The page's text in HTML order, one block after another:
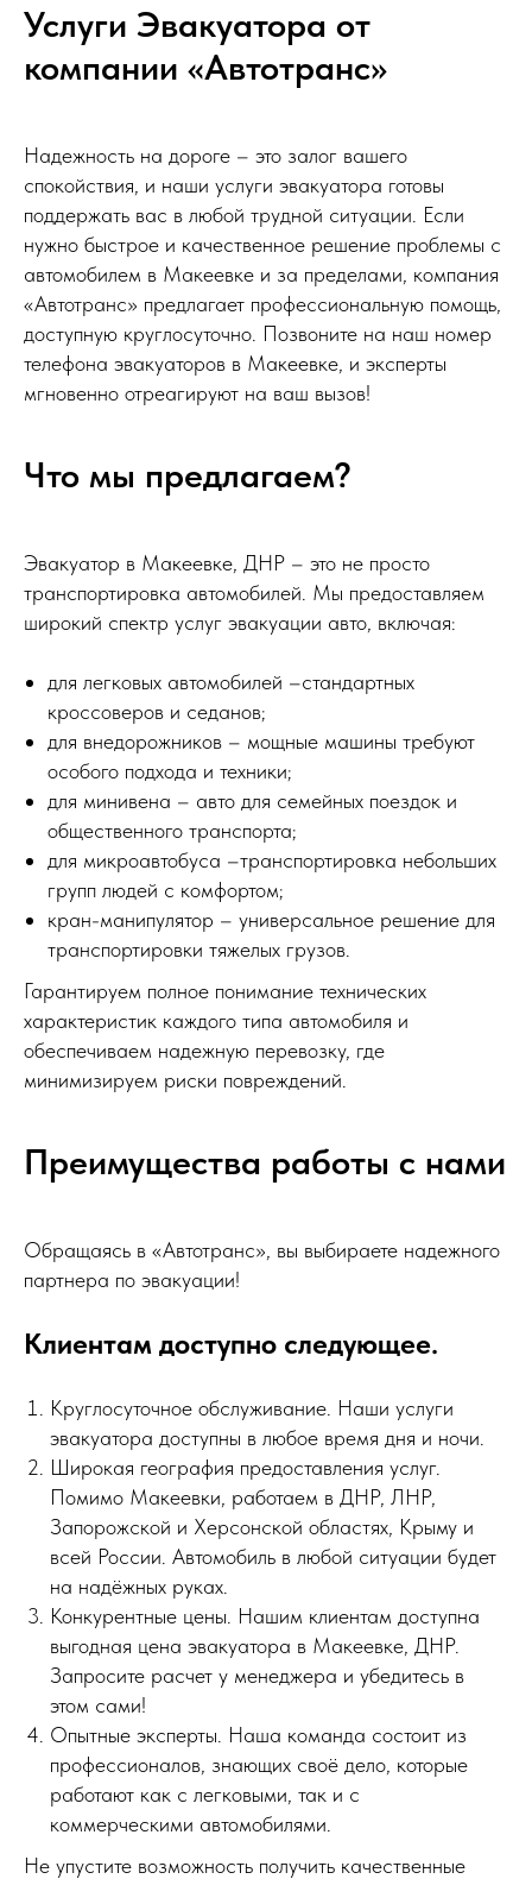
Услуги Эвакуатора от
компании «Автотранс»
Надежность на дороге – это залог вашего
спокойствия, и наши услуги эвакуатора готовы
поддержать вас в любой трудной ситуации. Если
нужно быстрое и качественное решение проблемы с
автомобилем в Макеевке и за пределами, компания
«Автотранс» предлагает профессиональную помощь,
доступную круглосуточно. Позвоните на наш номер
телефона эвакуаторов в Макеевке, и эксперты
мгновенно отреагируют на ваш вызов!
Что мы предлагаем?
Эвакуатор в Макеевке, ДНР – это не просто
транспортировка автомобилей. Мы предоставляем
широкий спектр услуг эвакуации авто, включая:
для легковых автомобилей –стандартных
кроссоверов и седанов;
для внедорожников – мощные машины требуют
особого подхода и техники;
для минивена – авто для семейных поездок и
общественного транспорта;
для микроавтобуса –транспортировка небольших
групп людей с комфортом;
кран-манипулятор – универсальное решение для
транспортировки тяжелых грузов.
Гарантируем полное понимание технических
характеристик каждого типа автомобиля и
обеспечиваем надежную перевозку, где
минимизируем риски повреждений.
Преимущества работы с нами
Обращаясь в «Автотранс», вы выбираете надежного
партнера по эвакуации!
Клиентам доступно следующее.
Круглосуточное обслуживание. Наши услуги
эвакуатора доступны в любое время дня и ночи.
Широкая география предоставления услуг.
Помимо Макеевки, работаем в ДНР, ЛНР,
Запорожской и Херсонской областях, Крыму и
всей России. Автомобиль в любой ситуации будет
на надёжных руках.
Конкурентные цены. Нашим клиентам доступна
выгодная цена эвакуатора в Макеевке, ДНР.
Запросите расчет у менеджера и убедитесь в
этом сами!
Опытные эксперты. Наша команда состоит из
профессионалов, знающих своё дело, которые
работают как с легковыми, так и с
коммерческими автомобилями.
Не упустите возможность получить качественные